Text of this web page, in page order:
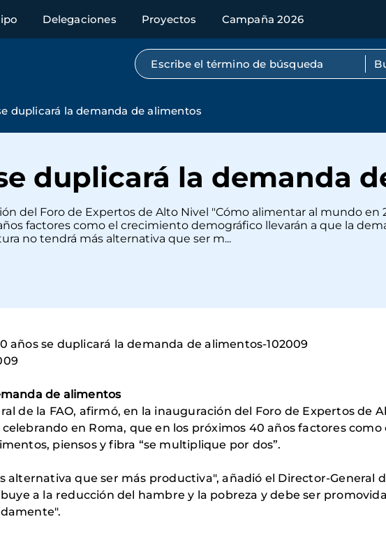
Delegaciones Proyectos Campaña 2026
Búsqueda por texto completo
duplicará la demanda de alimentos
duplicará la demanda
del Foro de Expertos de Alto Nivel "Cómo alimentar al mundo en
factores como el crecimiento demográfico llevarán a que la
no tendrá más alternativa que ser m...
años se duplicará la demanda de alimentos-102009
de alimentos
de la FAO, afirmó, en la inauguración del Foro de Expertos de
en Roma, que en los próximos 40 años factores
piensos y fibra “se multiplique por dos”.
que ser más productiva", añadió el Director-General
a la reducción del hambre y la pobreza y debe ser